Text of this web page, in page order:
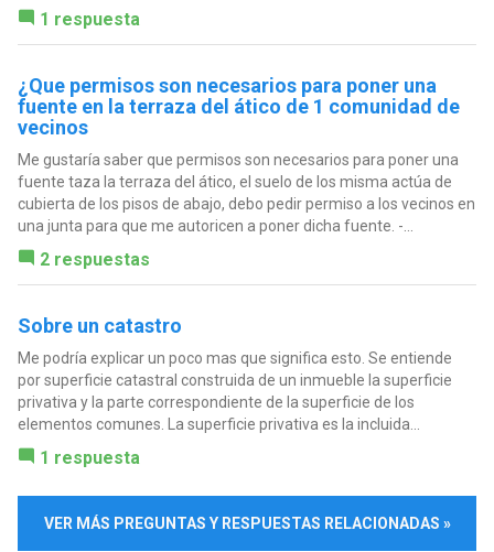
1 respuesta
¿Que permisos son necesarios para poner una
fuente en la terraza del ático de 1 comunidad de
vecinos
Me gustaría saber que permisos son necesarios para poner una
fuente taza la terraza del ático, el suelo de los misma actúa de
cubierta de los pisos de abajo, debo pedir permiso a los vecinos en
una junta para que me autoricen a poner dicha fuente. -...
2 respuestas
Sobre un catastro
Me podría explicar un poco mas que significa esto. Se entiende
por superficie catastral construida de un inmueble la superficie
privativa y la parte correspondiente de la superficie de los
elementos comunes. La superficie privativa es la incluida...
1 respuesta
VER MÁS PREGUNTAS Y RESPUESTAS RELACIONADAS »